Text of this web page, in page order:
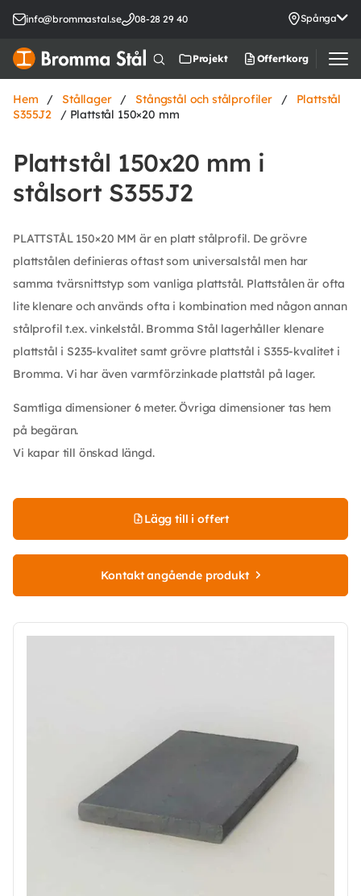
info@brommastal.se 08-28 29 40 Spånga
Projekt Offertkorg
Hem / Stållager / Stångstål och stålprofiler /
Plattstål
S355J2
/ Plattstål 150×20 mm
Plattstål 150x20 mm i
stålsort S355J2
PLATTSTÅL 150×20 MM är en platt stålprofil. De grövre
plattstålen definieras oftast som universalstål men har
samma tvärsnittstyp som vanliga plattstål. Plattstålen är ofta
lite klenare och används ofta i kombination med någon annan
stålprofil t.ex. vinkelstål. Bromma Stål lagerhåller klenare
plattstål i S235-kvalitet samt grövre plattstål i S355-kvalitet i
Bromma. Vi har även varmförzinkade plattstål på lager.
Samtliga dimensioner 6 meter. Övriga dimensioner tas hem
på begäran.
Vi kapar till önskad längd.
Lägg till i offert
Kontakt angående produkt